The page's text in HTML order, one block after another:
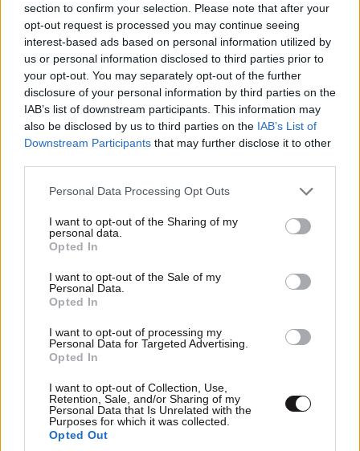
section to confirm your selection. Please note that after your
opt-out request is processed you may continue seeing
interest-based ads based on personal information utilized by
us or personal information disclosed to third parties prior to
your opt-out. You may separately opt-out of the further
disclosure of your personal information by third parties on the
IAB’s list of downstream participants. This information may
also be disclosed by us to third parties on the IAB’s List of
Downstream Participants that may further disclose it to other
Please note that this website/app uses one or more Google
not limited to your visit or usage behaviour. You may click to
grant or deny consent to Google and its third-party tags to
use your data for below specified purposes in below Google
consent section.
Personal Data Processing Opt Outs
I want to opt-out of the Sharing of my
personal data.
Opted In
I want to opt-out of the Sale of my
Personal Data.
Opted In
I want to opt-out of processing my
Personal Data for Targeted Advertising.
Opted In
I want to opt-out of Collection, Use,
Retention, Sale, and/or Sharing of my
Personal Data that Is Unrelated with the
Purposes for which it was collected.
Opted Out
LIFESTYLE08·08·2026 19:12
Εριέττα Κούρκουλου – Τα 33α γενέθλια και τα
ευτυχίας δεδομένη»